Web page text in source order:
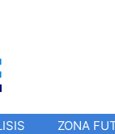
ZONA